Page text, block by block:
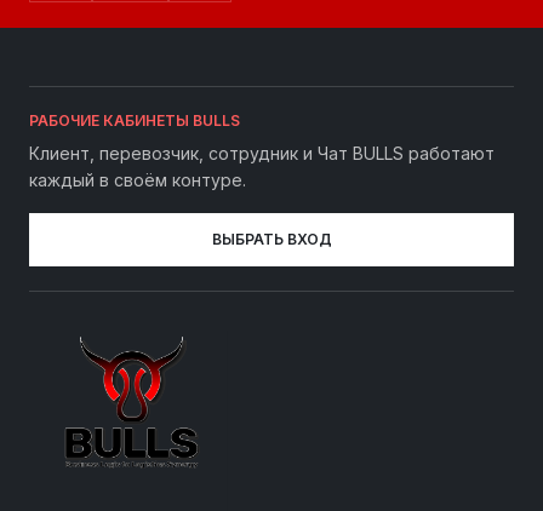
РАБОЧИЕ КАБИНЕТЫ BULLS
Клиент, перевозчик, сотрудник и Чат BULLS работают
каждый в своём контуре.
ВЫБРАТЬ ВХОД